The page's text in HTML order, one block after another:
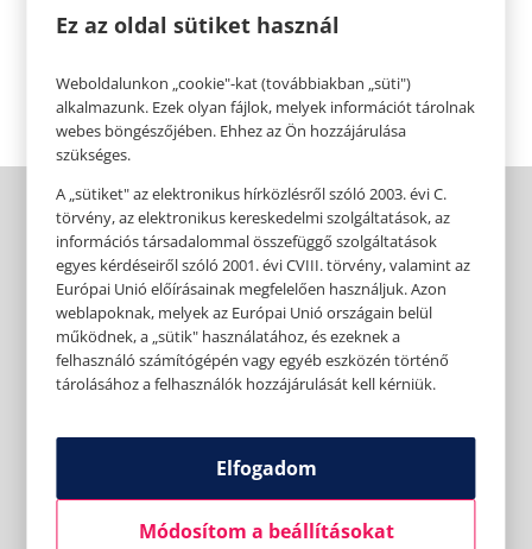
pusztulásra ítélt világban?
Ez az oldal sütiket használ
Weboldalunkon „cookie"-kat (továbbiakban „süti")
alkalmazunk. Ezek olyan fájlok, melyek információt tárolnak
webes böngészőjében. Ehhez az Ön hozzájárulása
szükséges.
A „sütiket" az elektronikus hírközlésről szóló 2003. évi C.
törvény, az elektronikus kereskedelmi szolgáltatások, az
információs társadalommal összefüggő szolgáltatások
egyes kérdéseiről szóló 2001. évi CVIII. törvény, valamint az
Európai Unió előírásainak megfelelően használjuk. Azon
weblapoknak, melyek az Európai Unió országain belül
működnek, a „sütik" használatához, és ezeknek a
felhasználó számítógépén vagy egyéb eszközén történő
tárolásához a felhasználók hozzájárulását kell kérniük.
Elfogadom
Módosítom a beállításokat